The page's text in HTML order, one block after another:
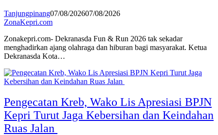
Tanjungpinang07/08/202607/08/2026
ZonaKepri.com
Zonakepri.com- Dekranasda Fun & Run 2026 tak sekadar
menghadirkan ajang olahraga dan hiburan bagi masyarakat. Ketua
Dekranasda Kota…
Pengecatan Kreb, Wako Lis Apresiasi BPJN
Kepri Turut Jaga Kebersihan dan Keindahan
Ruas Jalan